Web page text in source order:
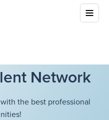
Network
the best professional